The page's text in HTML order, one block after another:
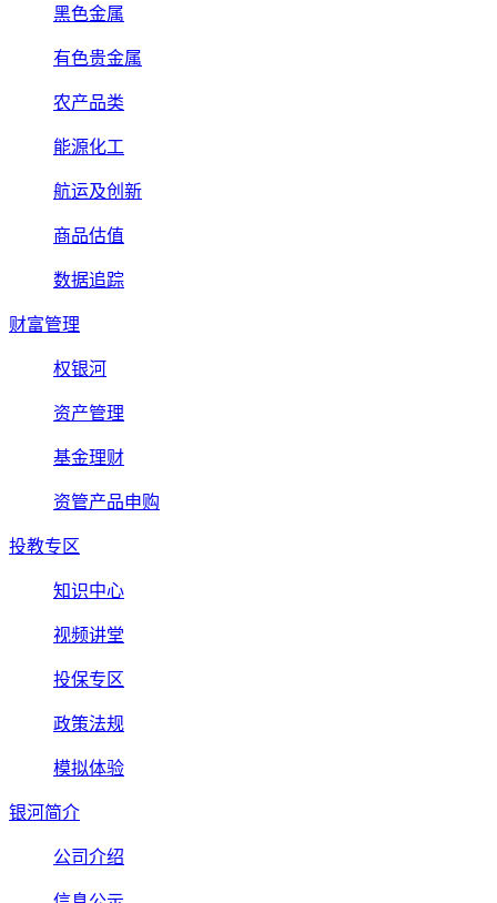
黑色金属
有色贵金属
农产品类
能源化工
航运及创新
商品估值
数据追踪
财富管理
权银河
资产管理
基金理财
资管产品申购
投教专区
知识中心
视频讲堂
投保专区
政策法规
模拟体验
银河简介
公司介绍